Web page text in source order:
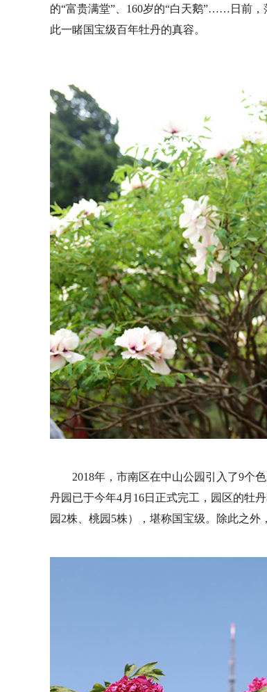
的“富贵满堂”、160岁的“白天鹅”……日前
此一睹国宝级百年牡丹的真容。
2018年，市南区在中山公园引入了9个
丹园已于今年4月16日正式完工，园区的牡
园2株、桃园5株），堪称国宝级。除此之外